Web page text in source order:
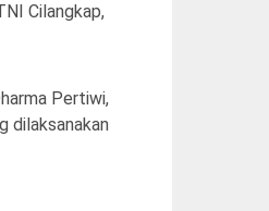
Cilangkap,
Pertiwi,
dilaksanakan